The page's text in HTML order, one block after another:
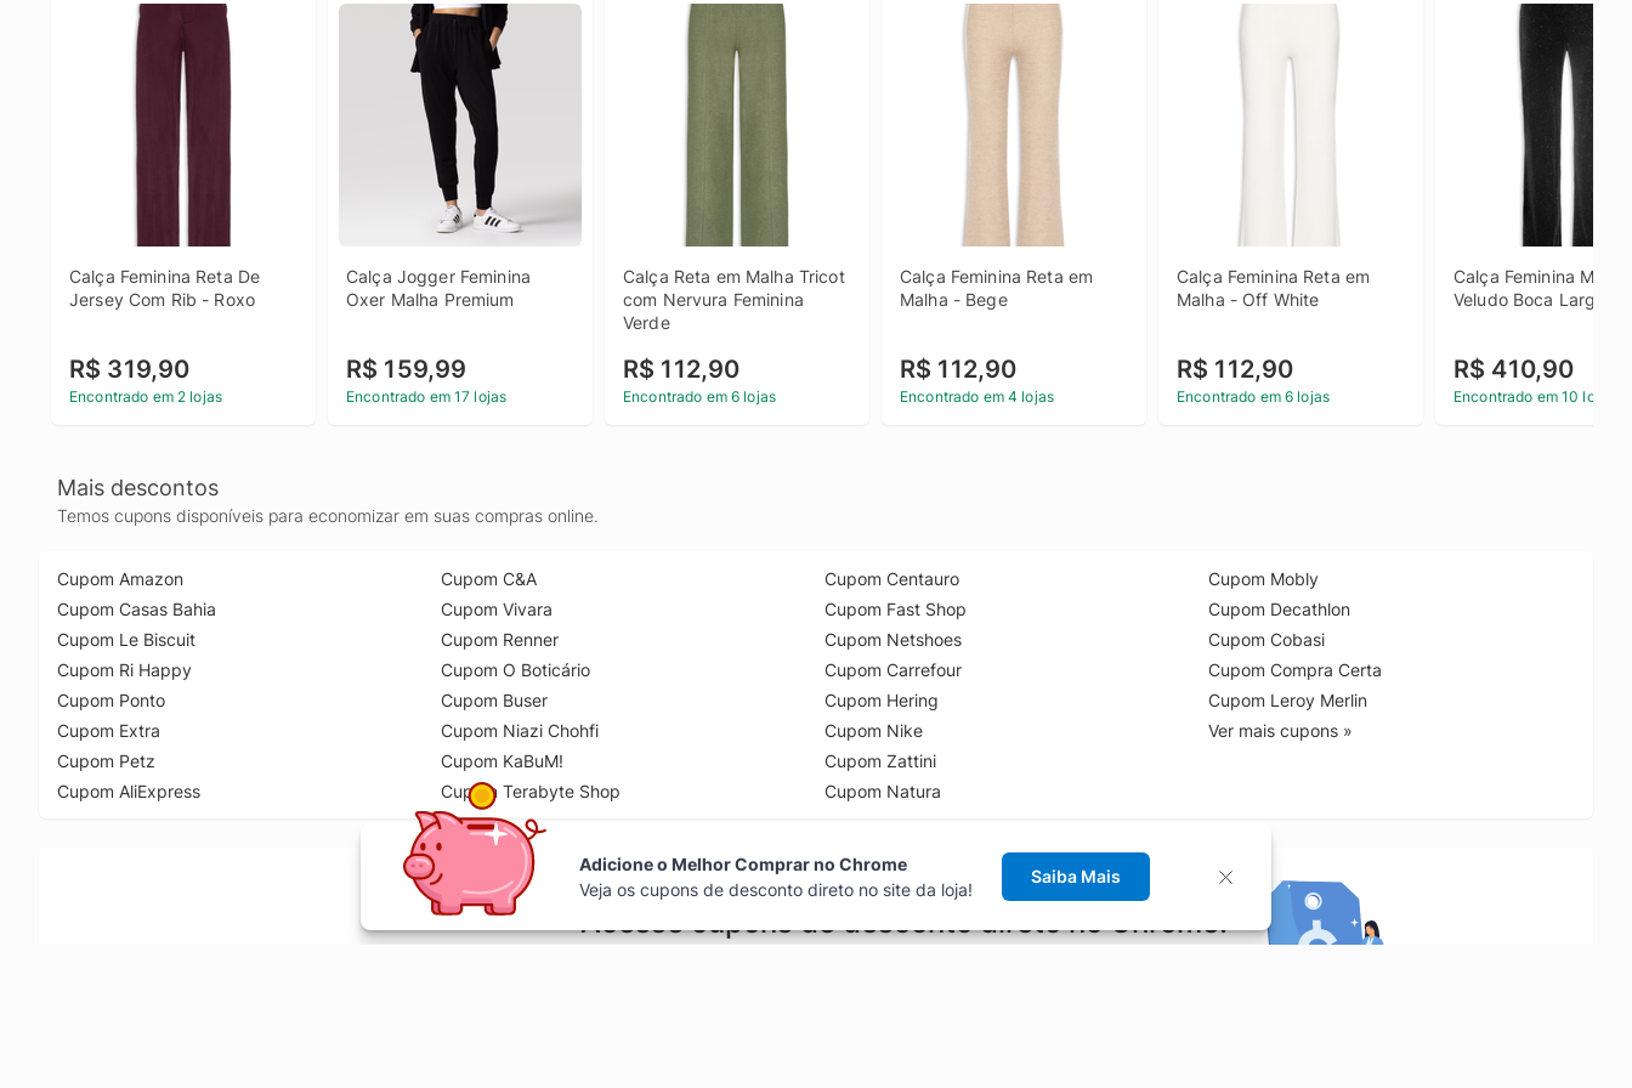
Calça Feminina Reta De
Jersey Com Rib - Roxo
R$ 319,90
Encontrado em 2 lojas
Calça Jogger Feminina
Oxer Malha Premium
R$ 159,99
Encontrado em 17 lojas
Calça Reta em Malha Tricot
com Nervura Feminina
Verde
R$ 112,90
Encontrado em 6 lojas
Calça Feminina Reta em
Malha - Bege
R$ 112,90
Encontrado em 4 lojas
Calça Feminina Reta em
Malha - Off White
R$ 112,90
Encontrado em 6 lojas
Calça Feminina Malha
Veludo Boca Larga -
R$ 410,90
Encontrado em 10 lojas
Mais descontos
Temos cupons disponíveis para economizar em suas compras online.
Cupom Amazon
Cupom Casas Bahia
Cupom Le Biscuit
Cupom Ri Happy
Cupom Ponto
Cupom Extra
Cupom Petz
Cupom AliExpress
Cupom C&A
Cupom Vivara
Cupom Renner
Cupom O Boticário
Cupom Buser
Cupom Niazi Chohfi
Cupom KaBuM!
Cupom Terabyte Shop
Cupom Centauro
Cupom Fast Shop
Cupom Netshoes
Cupom Carrefour
Cupom Hering
Cupom Nike
Cupom Zattini
Cupom Natura
Cupom Mobly
Cupom Decathlon
Cupom Cobasi
Cupom Compra Certa
Cupom Leroy Merlin
Ver mais cupons »
Acesse cupons de desconto direto no Chrome!
Adicione o Melhor Comprar no Chrome
Veja os cupons de desconto direto no site da loja!
Saiba Mais